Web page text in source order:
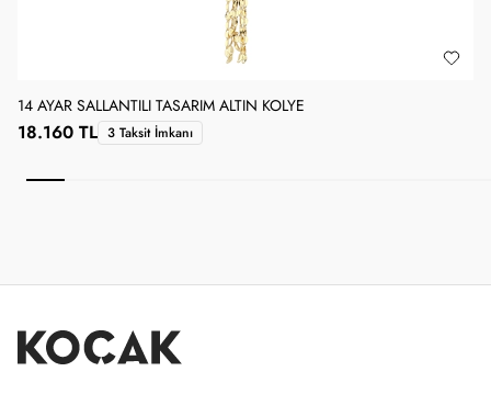
14 AYAR SALLANTILI TASARIM ALTIN KOLYE
18.160 TL 3 Taksit İmkanı